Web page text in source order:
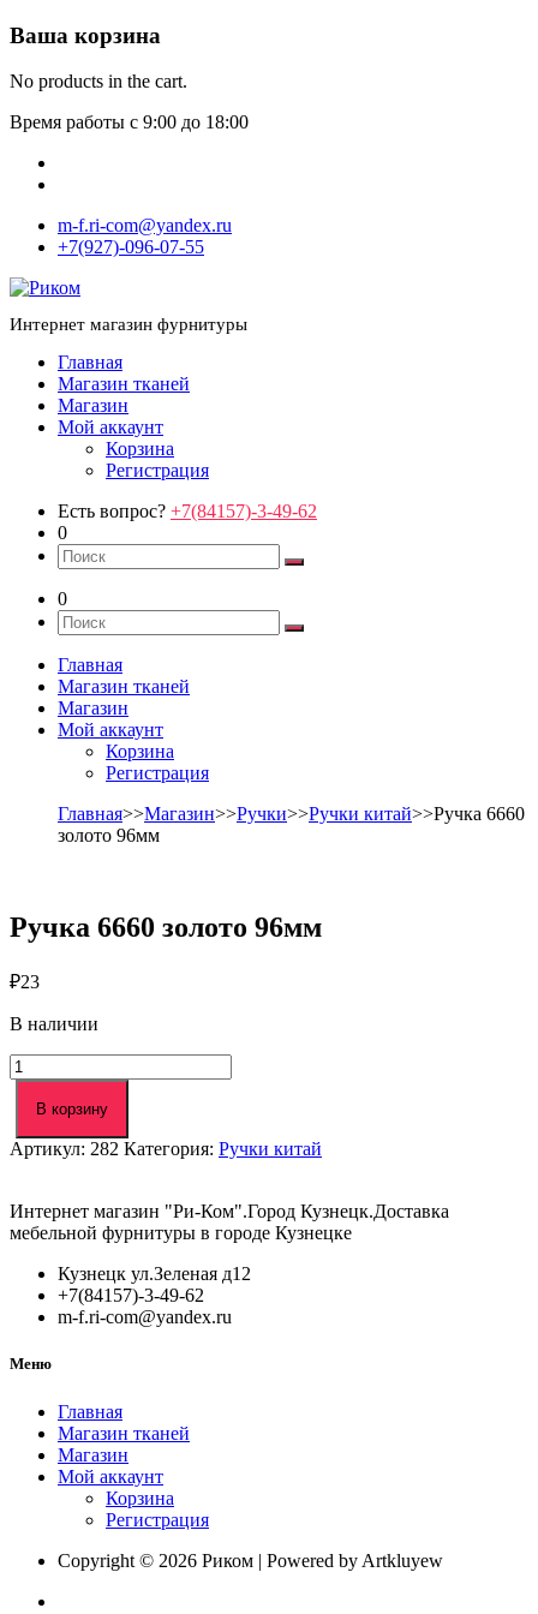
Ваша корзина
No products in the cart.
Время работы с 9:00 до 18:00
m-f.ri-com@yandex.ru
+7(927)-096-07-55
Интернет магазин фурнитуры
Главная
Магазин тканей
Магазин
Мой аккаунт
Корзина
Регистрация
Есть вопрос? +7(84157)-3-49-62
0
0
Главная
Магазин тканей
Магазин
Мой аккаунт
Корзина
Регистрация
Главная>>Магазин>>Ручки>>Ручки китай>>Ручка 6660
золото 96мм
Ручка 6660 золото 96мм
₽23
В наличии
Количество
товара
Ручка
золото
В корзину
Артикул: 282 Категория: Ручки китай
Интернет магазин "Ри-Ком".Город Кузнецк.Доставка
мебельной фурнитуры в городе Кузнецке
Кузнецк ул.Зеленая д12
+7(84157)-3-49-62
m-f.ri-com@yandex.ru
Меню
Главная
Магазин тканей
Магазин
Мой аккаунт
Корзина
Регистрация
Copyright © 2026 Риком | Powered by Artkluyew